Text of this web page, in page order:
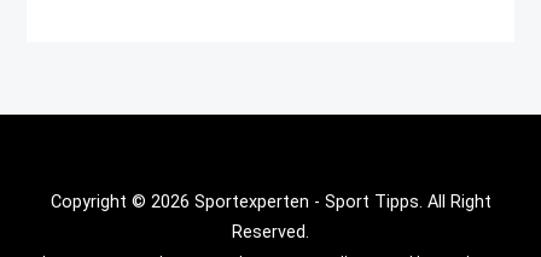
Copyright © 2026 Sportexperten - Sport Tipps. All Right
Reserved.